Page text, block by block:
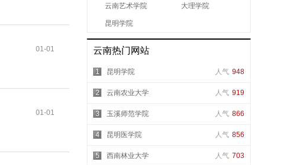
云南艺术学院 大理学院
昆明学院
云南热门网站
1 昆明学院 人气 948
2 云南农业大学 人气 919
3 玉溪师范学院 人气 866
4 昆明医学院 人气 856
5 西南林业大学 人气 703
01-01
01-01